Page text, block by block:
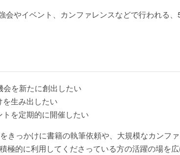
会やイベント、カンファレンスなどで行われる
を新たに創出したい
生み出したい
を定期的に開催したい
きっかけに書籍の執筆依頼や、大規模なカンフ
極的に利用してくださっている方の活躍の場を